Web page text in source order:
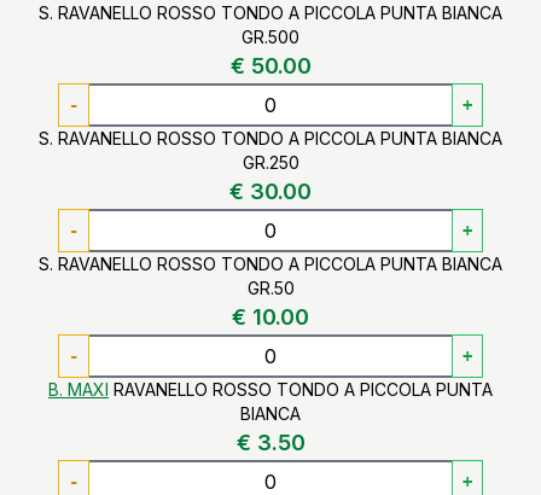
S. RAVANELLO ROSSO TONDO A PICCOLA PUNTA BIANCA
GR.500
€ 50.00
- +
S. RAVANELLO ROSSO TONDO A PICCOLA PUNTA BIANCA
GR.250
€ 30.00
- +
S. RAVANELLO ROSSO TONDO A PICCOLA PUNTA BIANCA
GR.50
€ 10.00
- +
B. MAXI RAVANELLO ROSSO TONDO A PICCOLA PUNTA
BIANCA
€ 3.50
- +